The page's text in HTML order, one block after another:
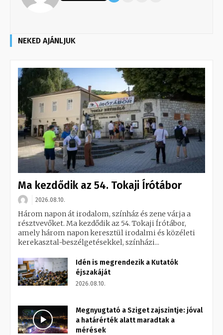
NEKED AJÁNLJUK
Ma kezdődik az 54. Tokaji Írótábor
2026.08.10.
Három napon át irodalom, színház és zene várja a
résztvevőket. Ma kezdődik az 54. Tokaji Írótábor,
amely három napon keresztül irodalmi és közéleti
kerekasztal-beszélgetésekkel, színházi...
Idén is megrendezik a Kutatók
éjszakáját
2026.08.10.
Megnyugtató a Sziget zajszintje: jóval
a határérték alatt maradtak a
mérések